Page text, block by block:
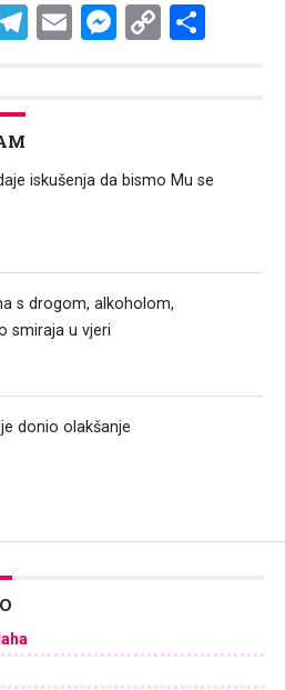
Telegram
EmailCopy
iskušenja da bismo Mu se
s drogom, alkoholom,
smiraja u vjeri
donio olakšanje